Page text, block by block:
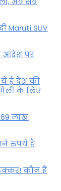
Maruti SUV
के आदेश पर
ये है देश की
के लिए
लाख;
रुपये है
कौन हैं